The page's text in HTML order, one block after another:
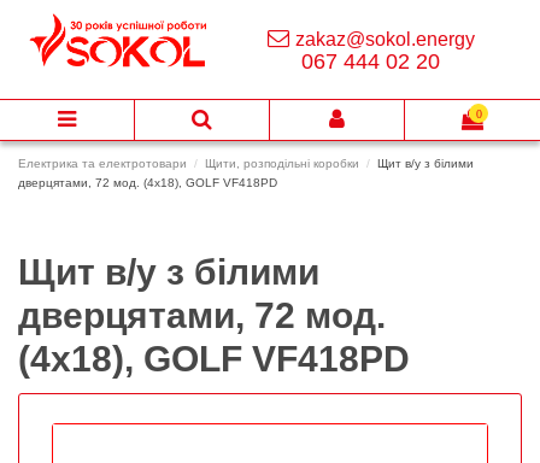
Електрика та електротовари Щити, розподільні коробки
Щит в/у з білими
дверцятами, 72 мод. (4х18), GOLF VF418PD
Щит в/у з білими
дверцятами, 72 мод.
(4х18), GOLF VF418PD
zakaz@sokol.energy
067 444 02 20
0